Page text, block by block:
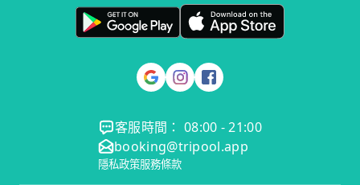
客服時間： 08:00 - 21:00
booking@tripool.app
隱私政策服務條款